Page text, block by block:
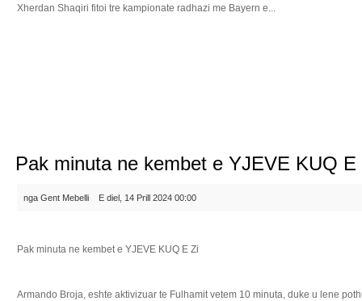
Xherdan Shaqiri fitoi tre kampionate radhazi me Bayern e...
Pak minuta ne kembet e YJEVE KUQ E
nga Gent Mebelli E diel, 14 Prill 2024 00:00
Pak minuta ne kembet e YJEVE KUQ E Zi
Armando Broja, eshte aktivizuar te Fulhamit vetem 10 minuta, duke u lene